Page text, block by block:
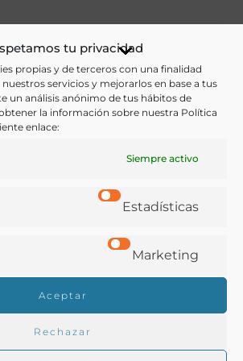
tu privacidad
propias y de terceros con una finalidad
servicios y mejorarlos en base a tus
un análisis anónimo de tus hábitos de
la información sobre nuestra Política
enlace:
Siempre activo
Estadísticas
Marketing
Aceptar
Rechazar
,Gastronomía,Historia
las palabras clave:
en la biblioteca